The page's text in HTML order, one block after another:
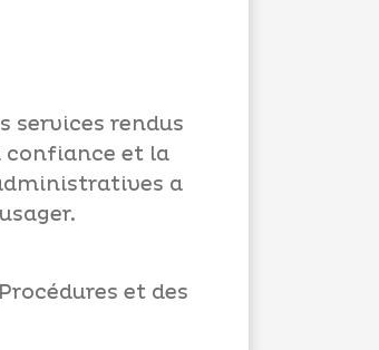
services rendus
confiance et la
a
et des